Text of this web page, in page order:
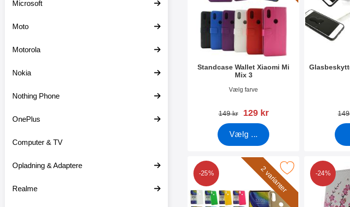
Microsoft
Moto
Motorola
Nokia
Nothing Phone
OnePlus
Computer & TV
Opladning & Adaptere
Realme
Standcase Wallet Xiaomi Mi
Mix 3
Varenr 30205Vælg farve
pris
149 kr pris
129 kr
Vælg ...
2 varianter
-25%
Marker hardcase Cover Xiaomi Mi Mix 3
-24%
Marker